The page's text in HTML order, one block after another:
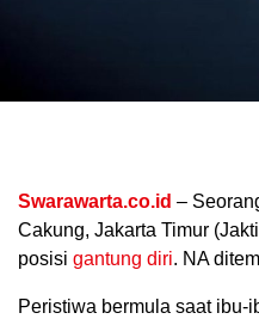
Swarawarta.co.id –
Cakung, Jakarta Timur
posisi gantung diri. NA
Peristiwa bermula saat ibu-
.